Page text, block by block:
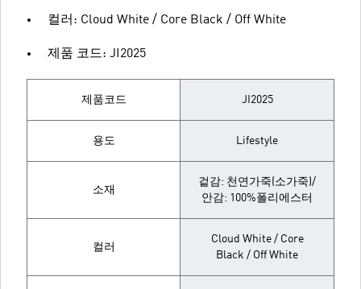
컬러: Cloud White / Core Black / Off White
제품 코드: JI2025
제품코드 JI2025
용도 Lifestyle
소재
겉감: 천연가죽(소가죽)/
안감: 100%폴리에스터
컬러
Cloud White / Core
Black / Off White